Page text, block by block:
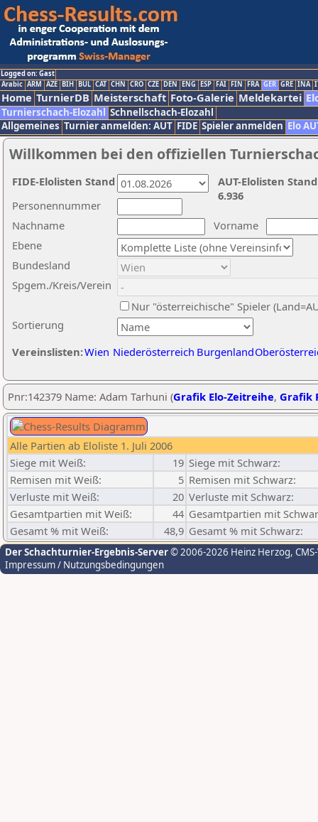
Logged on: Gast
Arabic ARM AZE BIH BUL CAT CHN CRO CZE DEN ENG ESP FAI FIN FRA GER GRE INA
Home TurnierDB Meisterschaft Foto-Galerie Meldekartei
Turnierschach-Elozahl Schnellschach-Elozahl
Allgemeines Turnier anmelden: AUT FIDE Spieler anmelden Elo
Willkommen bei den offiziellen
Nachname
Vorname
Ebene
Sortierung
Personennummer
Bundesland
Spgem./Kreis/Verein
Nur "österreichische" Spieler
Vereinslisten:Wien Niederösterreich Burgenland
AUT-Elolisten
6.936
FIDE-Elolisten Stand
Pnr:142379 Name: Adam Tarhuni (Grafik Elo-Zeitreihe, Grafik
Alle Partien ab Eloliste 1. Juli 2006
Siege mit Weiß:
19 Siege mit Schwarz:
Remisen mit Weiß:
5 Remisen mit Schwarz:
Verluste mit Weiß:
20 Verluste mit Schwarz:
Gesamtpartien mit Weiß:
44 Gesamtpartien mit
Gesamt % mit Weiß:
48,9 Gesamt % mit Schwarz:
Der Schachturnier-Ergebnis-Server© 2006-2026 Heinz Herzog,
Impressum / Nutzungsbedingungen